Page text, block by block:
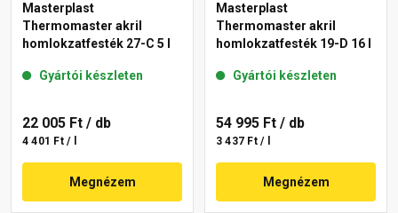
Masterplast
Thermomaster akril
homlokzatfesték 27-C 5 l
Gyártói készleten
22 005 Ft / db
4 401 Ft / l
Megnézem
Masterplast
Thermomaster akril
homlokzatfesték 19-D 16 l
Gyártói készleten
54 995 Ft / db
3 437 Ft / l
Megnézem